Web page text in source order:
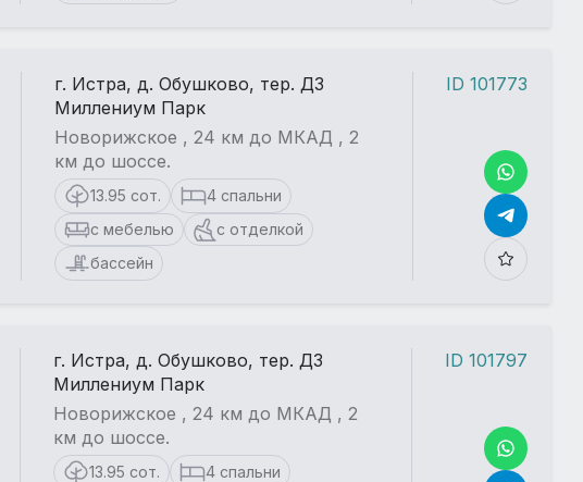
г. Истра, д. Обушково, тер. ДЗ
Миллениум Парк
Новорижское , 24 км до МКАД , 2
км до шоссе.
13.95 сот.
4 спальни
с мебелью
с отделкой
бассейн
ID 101773
г. Истра, д. Обушково, тер. ДЗ
Миллениум Парк
Новорижское , 24 км до МКАД , 2
км до шоссе.
13.95 сот.
4 спальни
ID 101797